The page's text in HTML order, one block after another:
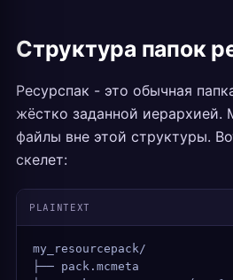
Структура папок
Ресурспак - это обычная
жёстко заданной иерархией.
файлы вне этой структуры.
скелет:
PLAINTEXT
my_resourcepack/
├── pack.mcmeta